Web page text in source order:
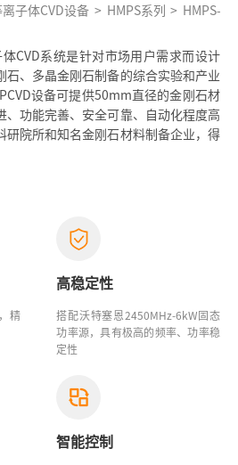
子体CVD设备 > HMPS系列 > HMPS-
CVD系统是针对市场用户需求而设计
石、多晶金刚石制备的综合实验和产业
设备可提供50mm直径的金刚石材
、功能完善、安全可靠、自动化程度高
研院所和知名金刚石材料制备企业，得
精
高稳定性
搭配沃特塞恩2450MHz-6kW固态
功率源，具有极高的频率、功率稳
定性
智能控制